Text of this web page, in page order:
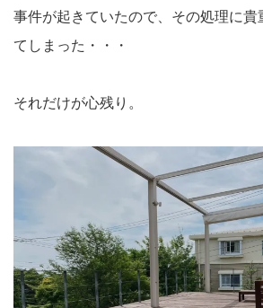
事件が起きていたので、その処理に貴
てしまった・・・
それだけが心残り。